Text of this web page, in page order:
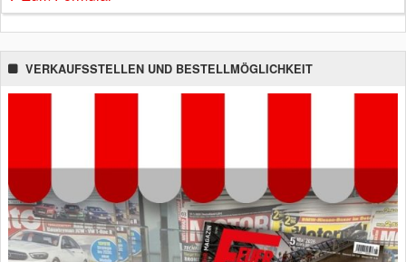
VERKAUFSSTELLEN UND BESTELLMÖGLICHKEIT